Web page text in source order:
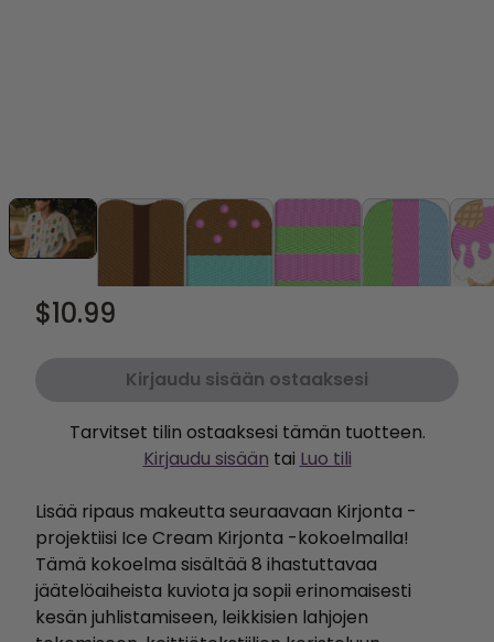
$10.99
Kirjaudu sisään ostaaksesi
Tarvitset tilin ostaaksesi tämän tuotteen.
Kirjaudu sisään tai Luo tili
Lisää ripaus makeutta seuraavaan Kirjonta -
projektiisi Ice Cream Kirjonta -kokoelmalla!
Tämä kokoelma sisältää 8 ihastuttavaa
jäätelöaiheista kuviota ja sopii erinomaisesti
kesän juhlistamiseen, leikkisien lahjojen